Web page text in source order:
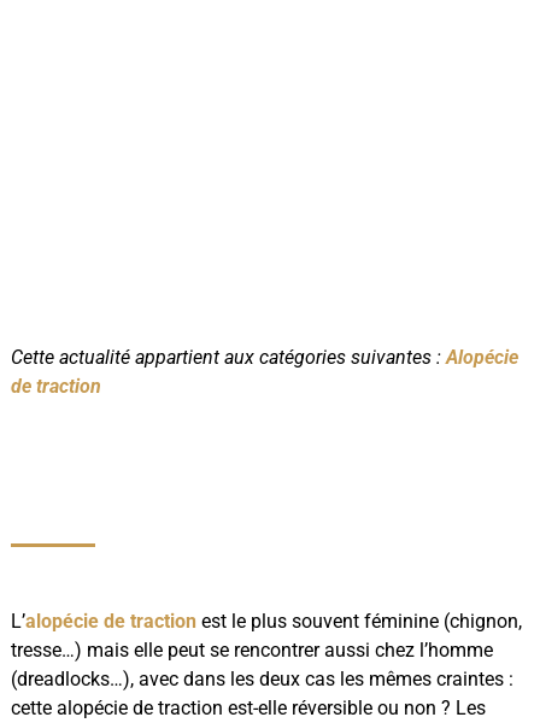
Cette actualité appartient aux catégories suivantes :Alopécie
de traction
L’alopécie de traction est le plus souvent féminine (chignon,
tresse…) mais elle peut se rencontrer aussi chez l’homme
(dreadlocks…), avec dans les deux cas les mêmes craintes :
cette alopécie de traction est-elle réversible ou non ? Les